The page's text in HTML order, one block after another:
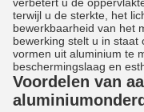
terwijl u de sterkte, het
bewerkbaarheid van het
bewerking stelt u in
vormen uit aluminium te
beschermingslaag en
Voordelen van